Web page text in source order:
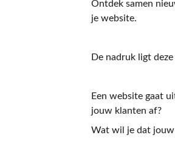
Ontdek samen
je website.
De nadruk ligt
Een website gaat
jouw klanten af?
Wat wil je dat